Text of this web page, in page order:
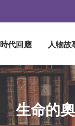
時代回應 人物故
生命的